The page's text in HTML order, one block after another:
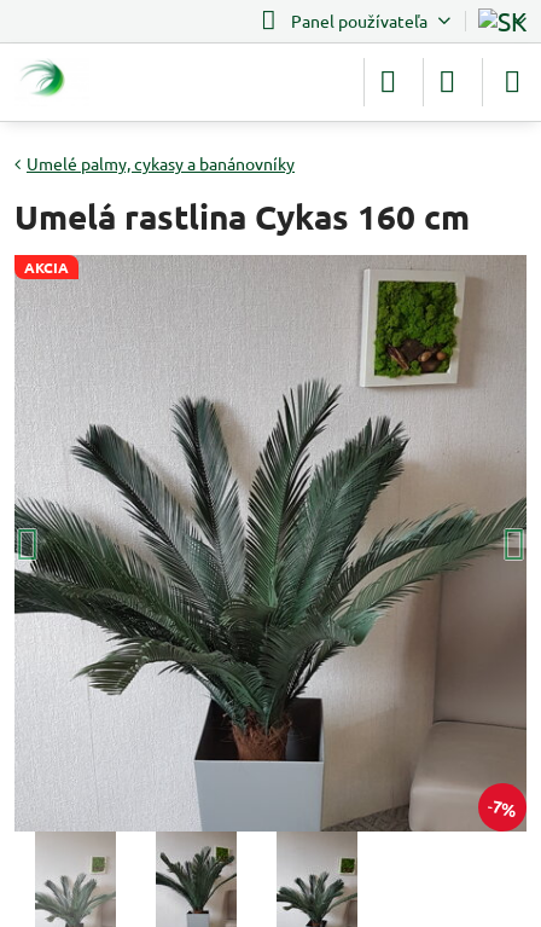
Panel používateľa
AKCIA
7%
Umelé palmy, cykasy a banánovníky
Umelá rastlina Cykas 160 cm